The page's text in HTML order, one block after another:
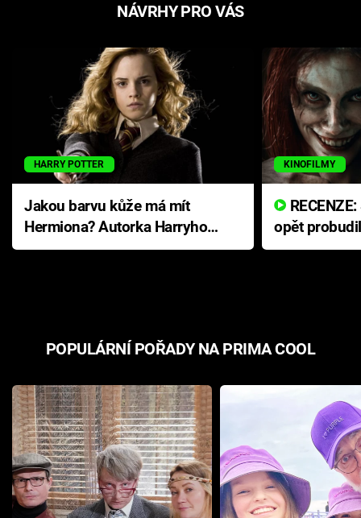
NÁVRHY PRO VÁS
HARRY POTTER
Jakou barvu kůže má mít
Hermiona? Autorka Harryho
Pottera přišla s ráznou
KINOFILMY
opět
přichází s
POPULÁRNÍ POŘADY NA PRIMA COOL